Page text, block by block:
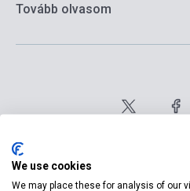
Tovább olvasom
We use cookies
We may place these for analysis of our